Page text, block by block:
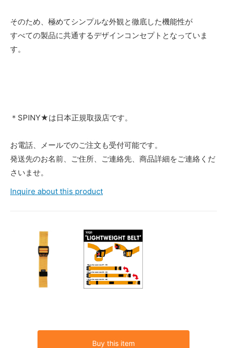
そのため、極めてシンプルな外観と徹底した機能性が
すべての製品に共通するデザインコンセプトとなっていま
す。
＊SPINY★は日本正規取扱店です。
お電話、メールでのご注文も受付可能です。
発送先のお名前、ご住所、ご連絡先、商品詳細をご連絡くだ
さいませ。
Inquire about this product
Buy this item